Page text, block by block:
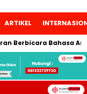
ARTIKEL
Bahasa Arab